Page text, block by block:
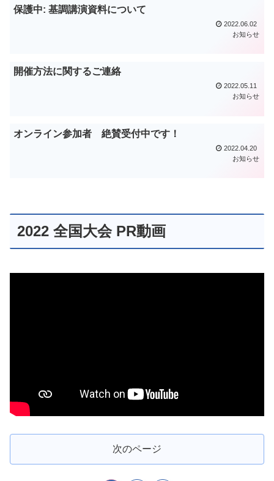
保護中: 基調講演資料について
2022.06.02
お知らせ
開催方法に関するご連絡
2022.05.11
お知らせ
オンライン参加者 絶賛受付中です！
2022.04.20
お知らせ
2022 全国大会 PR動画
次のページ